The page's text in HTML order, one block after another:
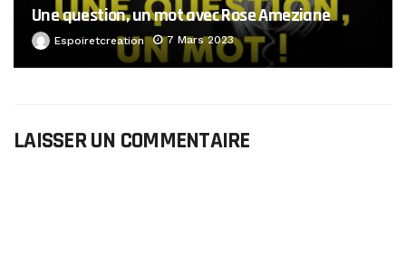
Une question, un mot avec Rose Ameziane
Espoiretcreation 7 Mars 2023
LAISSER UN COMMENTAIRE